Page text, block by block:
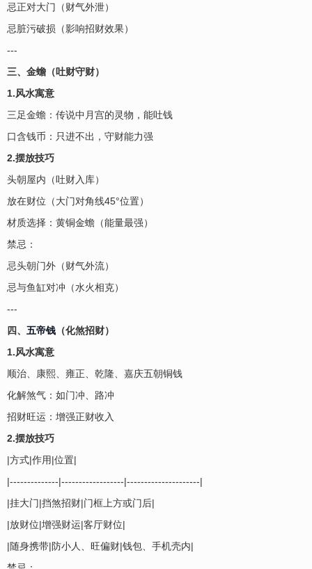
忌正对大门（财气外泄）
忌脏污破损（影响招财效果）
---
三、金蟾（吐财守财）
1.风水寓意
三足金蟾：传说中月宫的灵物，能吐钱
口含钱币：只进不出，守财能力强
2.摆放技巧
头朝屋内（吐财入库）
放在财位（大门对角线45°位置）
材质选择：黄铜金蟾（能量最强）
禁忌：
忌头朝门外（财气外流）
忌与鱼缸对冲（水火相克）
---
四、 五帝钱 （化煞招财）
1.风水寓意
顺治、康熙、雍正、乾隆、嘉庆五朝铜钱
化解煞气：如门冲、路冲
招财旺运：增强正财收入
2.摆放技巧
|方式|作用|位置|
|--------------|------------------|---------------------|
|挂大门|挡煞招财|门框上方或门后|
|放财位|增强财运|客厅财位|
|随身携带|防小人、旺偏财|钱包、手机壳内|